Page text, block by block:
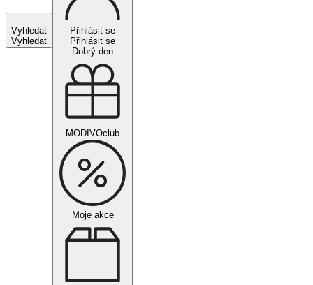
Vyhledat
Vyhledat
Přihlásit se
Přihlásit se
Dobrý den
MODIVOclub
Moje akce